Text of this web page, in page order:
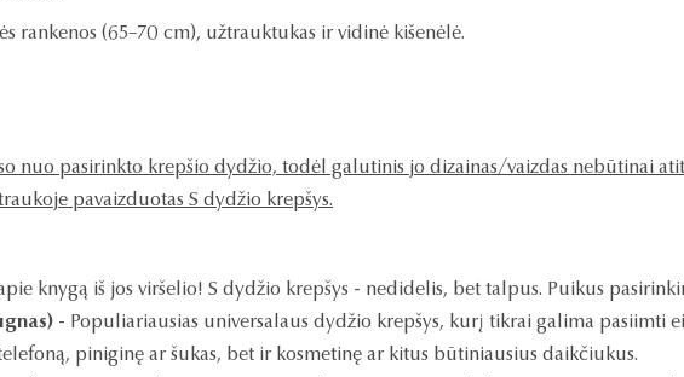
rankenos (65–70 cm), užtrauktukas ir vidinė kišenėlė.
nuo pasirinkto krepšio dydžio, todėl galutinis jo dizainas/vaizdas nebūtinai
pavaizduotas S dydžio krepšys.
knygą iš jos viršelio! S dydžio krepšys - nedidelis, bet talpus. Puikus
- Populiariausias universalaus dydžio krepšys, kurį tikrai galima pasiimti
piniginę ar šukas, bet ir kosmetinę ar kitus būtiniausius daikčiukus.